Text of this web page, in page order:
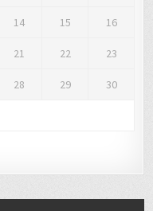
14 15 16
21 22 23
28 29 30